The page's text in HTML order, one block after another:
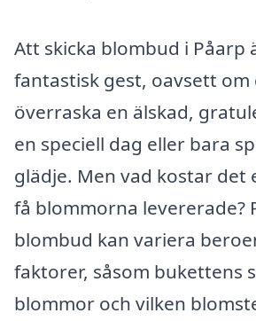
Att skicka blombud i Påarp
fantastisk gest, oavsett om
överraska en älskad,
en speciell dag eller bara
glädje. Men vad kostar det
få blommorna levererade?
blombud kan variera
faktorer, såsom bukettens
blommor och vilken